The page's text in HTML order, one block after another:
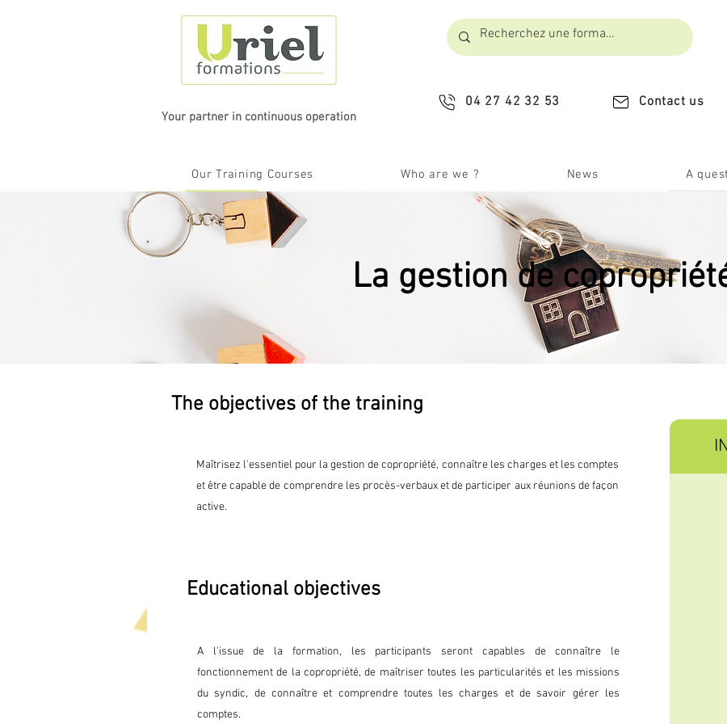
Your partner in continuous operation
04 27 42 32 53 Contact us
Our Training Courses Who are we ? News A
La gestion de
The objectives of the training
Maîtrisez l'essentiel pour la gestion de copropriété, connaître les charges et les comptes
et être capable de comprendre les procès-verbaux et de participer aux réunions de façon
active.
Educational objectives
A l'issue de la formation, les participants seront capables de connaître le
fonctionnement de la copropriété, de maîtriser toutes les particularités et les missions
du syndic, de connaître et comprendre toutes les charges et de savoir gérer les
comptes.